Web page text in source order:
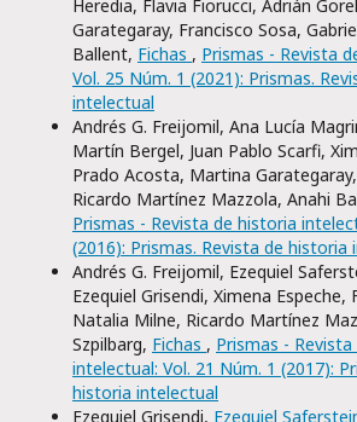
Heredia, Flavia Fiorucci, Adrián
Garategaray, Francisco Sosa,
Ballent, Fichas , Prismas - Revista
Vol. 25 Núm. 1 (2021): Prismas.
intelectual
Andrés G. Freijomil, Ana Lucía
Martín Bergel, Juan Pablo Scarfi,
Prado Acosta, Martina
Ricardo Martínez Mazzola, Anahi
Prismas - Revista de historia
(2016): Prismas. Revista de historia
Andrés G. Freijomil, Ezequiel
Ezequiel Grisendi, Ximena Espeche,
Natalia Milne, Ricardo Martínez
Szpilbarg, Fichas , Prismas -
intelectual: Vol. 21 Núm. 1 (2017):
historia intelectual
Ezequiel Grisendi, Ezequiel